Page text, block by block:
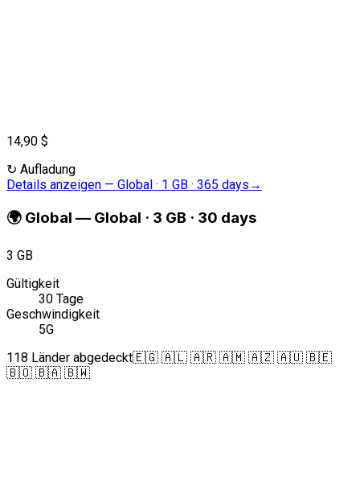
14,90 $
↻ Aufladung
Details anzeigen — Global · 1 GB · 365 days →
🌍 Global — Global · 3 GB · 30 days
3 GB
Gültigkeit
30 Tage
Geschwindigkeit
5G
118 Länder abgedeckt🇪🇬 🇦🇱 🇦🇷 🇦🇲 🇦🇿 🇦🇺 🇧🇪
🇧🇴 🇧🇦 🇧🇼